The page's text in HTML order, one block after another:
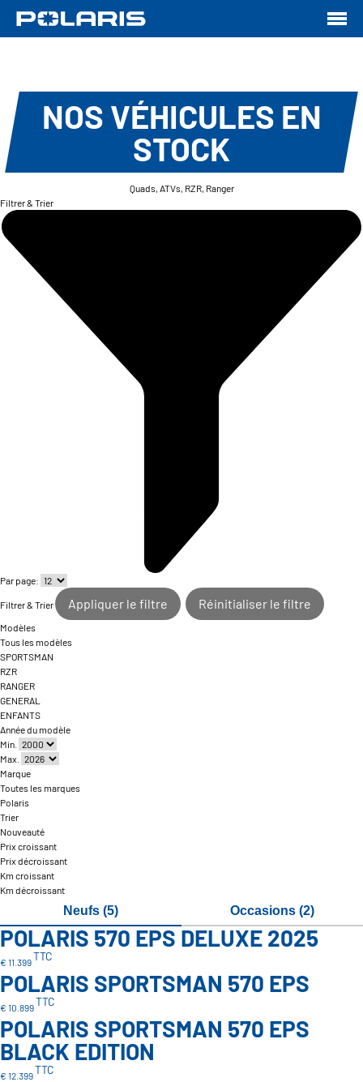
NOS VÉHICULES EN
STOCK
Quads, ATVs, RZR, Ranger
Filtrer & Trier
Par page:
Filtrer & Trier Appliquer le filtre Réinitialiser le filtre
Modèles
Tous les modèles
SPORTSMAN
RZR
RANGER
GENERAL
ENFANTS
Année du modèle
Min.
Max.
Marque
Toutes les marques
Polaris
Trier
Nouveauté
Prix croissant
Prix décroissant
Km croissant
Km décroissant
Neufs (5) Occasions (2)
POLARIS 570 EPS DELUXE 2025
€ 11.399TTC
POLARIS SPORTSMAN 570 EPS
€ 10.899TTC
POLARIS SPORTSMAN 570 EPS
BLACK EDITION
€ 12.399TTC